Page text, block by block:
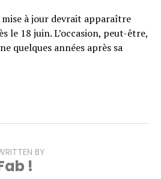
à jour devrait apparaître
le 18 juin. L’occasion, peut-être,
quelques années après sa
BY
!